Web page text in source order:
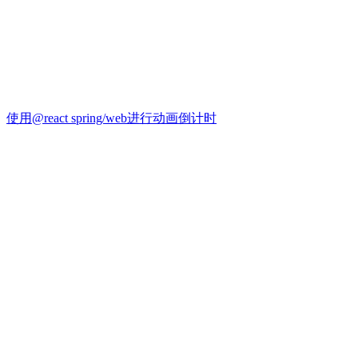
使用@react spring/web进行动画倒计时